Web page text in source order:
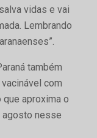
vidas e vai
Lembrando
também
com
aproxima o
agosto nesse